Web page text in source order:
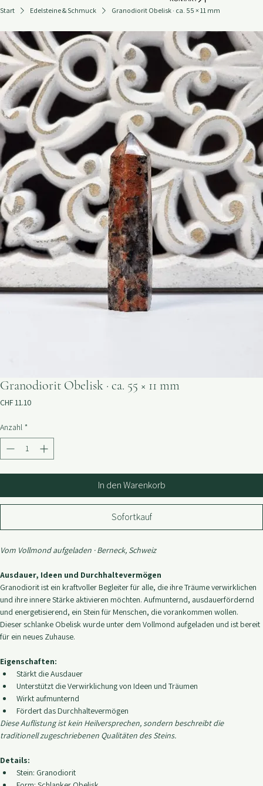
KONTAKT
Start Edelsteine & Schmuck Granodiorit Obelisk · ca. 55 × 11 mm
CHF 11.10
Anzahl *
In den Warenkorb
Sofortkauf
Vom Vollmond aufgeladen · Berneck, Schweiz
Ausdauer, Ideen und Durchhaltevermögen
Granodiorit ist ein kraftvoller Begleiter für alle, die ihre Träume verwirklichen
und ihre innere Stärke aktivieren möchten. Aufmunternd, ausdauerfördernd
Dieser schlanke Obelisk wurde unter dem Vollmond aufgeladen und ist bereit
für ein neues Zuhause.
Eigenschaften:
Stärkt die Ausdauer
Unterstützt die Verwirklichung von Ideen und Träumen
Wirkt aufmunternd
Fördert das Durchhaltevermögen
Diese Auflistung ist kein Heilversprechen, sondern beschreibt die
traditionell zugeschriebenen Qualitäten des Steins.